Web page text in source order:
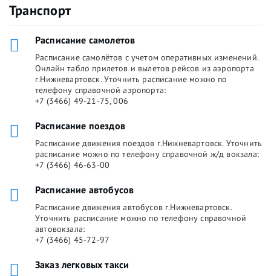
Транспорт
Расписание самолетов
Расписание самолётов с учетом оперативных изменений.
Онлайн табло прилетов и вылетов рейсов из аэропорта
г.Нижневартовск. Уточнить расписание можно по
телефону справочной аэропорта:
+7 (3466) 49-21-75, 006
Расписание поездов
Расписание движения поездов г.Нижневартовск. Уточнить
расписание можно по телефону справочной ж/д вокзала:
+7 (3466) 46-63-00
Расписание автобусов
Расписание движения автобусов г.Нижневартовск.
Уточнить расписание можно по телефону справочной
автовокзала:
+7 (3466) 45-72-97
Заказ легковых такси